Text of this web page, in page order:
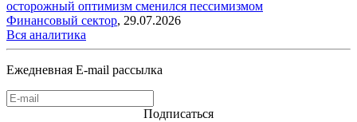
осторожный оптимизм сменился пессимизмом
Финансовый сектор, 29.07.2026
Вся аналитика
Ежедневная E-mail рассылка
Подписаться